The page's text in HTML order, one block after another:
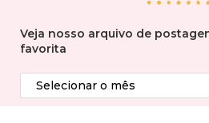
Veja nosso arquivo de
favorita